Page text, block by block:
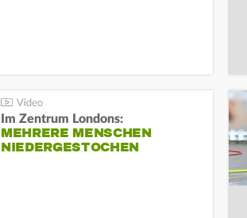
Im Zentrum Londons:
MEHRERE MENSCHEN
NIEDERGESTOCHEN